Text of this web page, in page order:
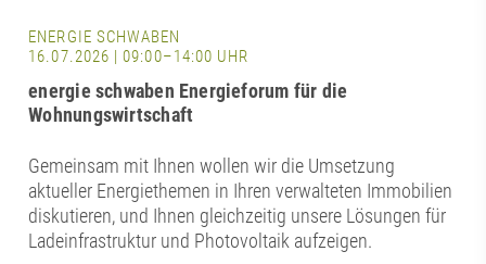
ENERGIE SCHWABEN
16.07.2026 | 09:00–14:00 UHR
energie schwaben Energieforum für die
Wohnungswirtschaft
Gemeinsam mit Ihnen wollen wir die Umsetzung
aktueller Energiethemen in Ihren verwalteten Immobilien
diskutieren, und Ihnen gleichzeitig unsere Lösungen für
Ladeinfrastruktur und Photovoltaik aufzeigen.